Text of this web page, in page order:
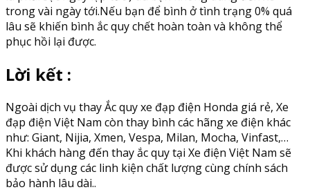
trong vài ngày tới.Nếu bạn để bình ở tình trạng 0% quá
lâu sẽ khiến bình ắc quy chết hoàn toàn và không thể
phục hồi lại được.
Lời kết :
Ngoài dịch vụ thay Ắc quy xe đạp điện Honda giá rẻ, Xe
đạp điện Việt Nam còn thay bình các hãng xe điện khác
như: Giant, Nijia, Xmen, Vespa, Milan, Mocha, Vinfast,…
Khi khách hàng đến thay ắc quy tại Xe điện Việt Nam sẽ
được sử dụng các linh kiện chất lượng cùng chính sách
bảo hành lâu dài..